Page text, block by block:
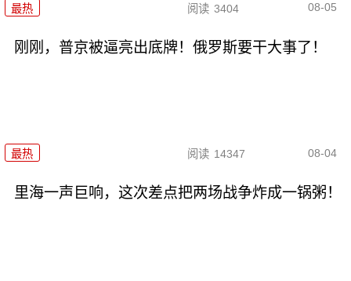
最热 阅读 3404 08-05
刚刚，普京被逼亮出底牌！俄罗斯要干大事了！
最热 阅读 14347 08-04
里海一声巨响，这次差点把两场战争炸成一锅粥！